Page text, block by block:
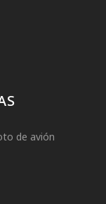
de avión